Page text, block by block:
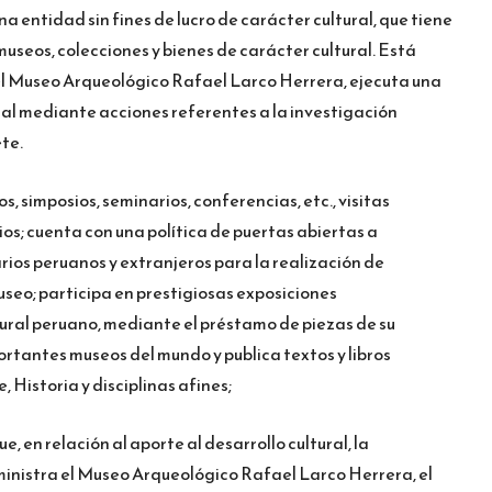
entidad sin fines de lucro de carácter cultural, que tiene
colecciones y bienes de carácter cultural. Está
Arqueológico Rafael Larco Herrera, ejecuta una
mediante acciones referentes a la investigación
simposios, seminarios, conferencias, etc., visitas
cuenta con una política de puertas abiertas a
peruanos y extranjeros para la realización de
participa en prestigiosas exposiciones
peruano, mediante el préstamo de piezas de su
museos del mundo y publica textos y libros
Historia y disciplinas afines;
en relación al aporte al desarrollo cultural, la
el Museo Arqueológico Rafael Larco Herrera, el